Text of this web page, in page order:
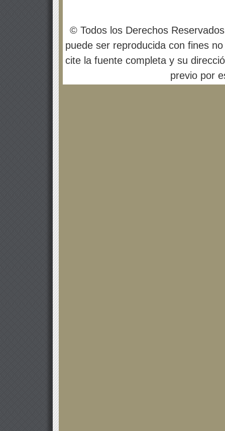
© Todos los Derechos
puede ser reproducida con fines
cite la fuente completa y su
previo por